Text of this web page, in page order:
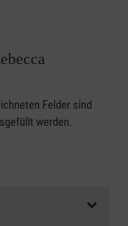
Felder sind
werden.